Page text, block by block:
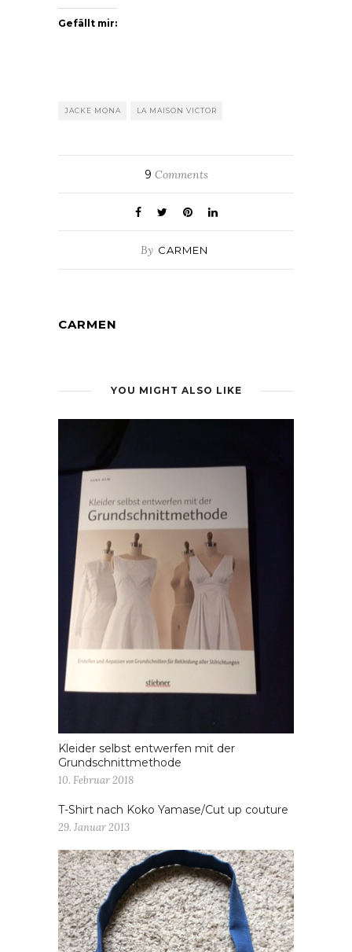
Gefällt mir:
JACKE MONA LA MAISON VICTOR
9 Comments
By CARMEN
CARMEN
YOU MIGHT ALSO LIKE
Kleider selbst entwerfen mit der
Grundschnittmethode
10. Februar 2018
T-Shirt nach Koko Yamase/Cut up couture
29. Januar 2013